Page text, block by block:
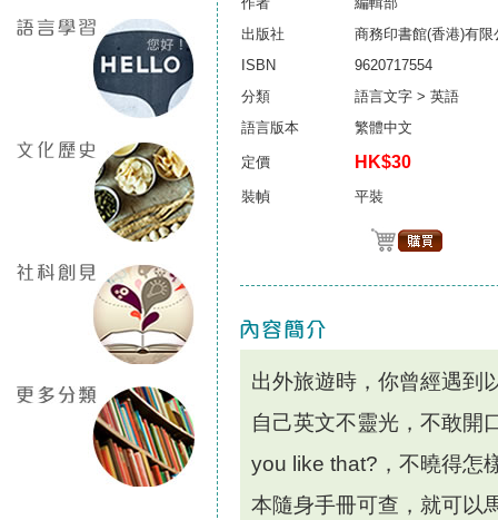
出版社
商務印書館(香港)有限
ISBN
9620717554
分類
語言文字 > 英語
語言版本
繁體中文
定價 HK$30
裝幀 平裝
出外旅遊時，你曾經遇到
自己英文不靈光，不敢開
you like that?，不曉得怎
本隨身手冊可查，就可以